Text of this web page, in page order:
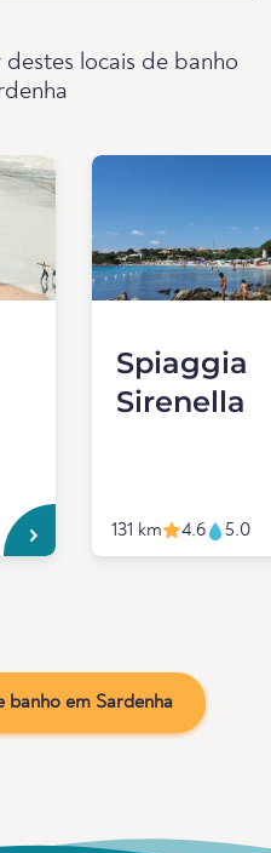
locais de banho
Spiaggia
Sirenella
131 km 4.6 5.0
banho em Sardenha